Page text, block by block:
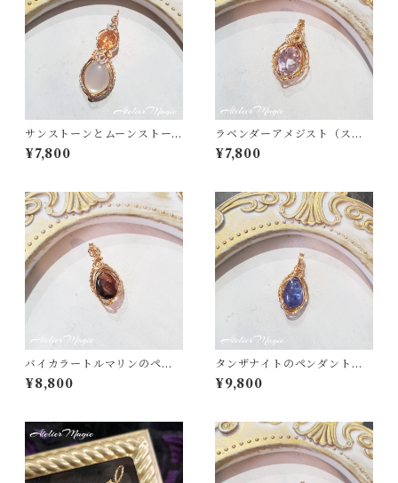
サンストーンとムーンストー
ンのペンダントトップ
¥7,800
ラベンダーアメジスト（スコ
ロライト）のペンダントトッ
プ （14kgfワイヤー）
¥7,800
バイカラートルマリンのペン
ダントトップ（14kgfワイヤ
ー）
¥8,800
タンザナイトのペンダントト
ップ（14kgfワイヤー）
¥9,800